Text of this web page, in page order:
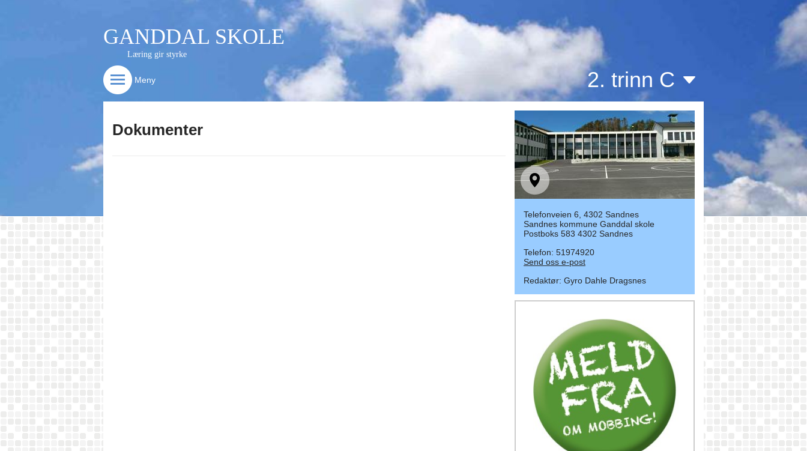
GANDDAL SKOLE
Læring gir styrke
Meny 2. trinn C
Telefonveien 6, 4302 Sandnes
Sandnes kommune Ganddal skole
Postboks 583 4302 Sandnes
Telefon: 51974920
Send oss e-post
Redaktør: Gyro Dahle Dragsnes
Dokumenter